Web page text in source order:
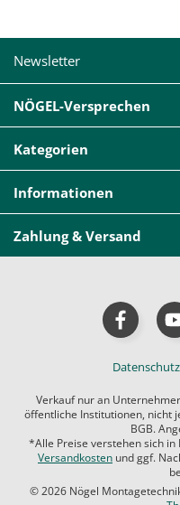
Newsletter
NÖGEL-Versprechen
Kategorien
Informationen
Zahlung & Versand
Datenschutz
Verkauf nur an
öffentliche Institutionen, nicht
BGB.
*Alle Preise verstehen sich
Versandkosten und ggf.
© 2026 Nögel